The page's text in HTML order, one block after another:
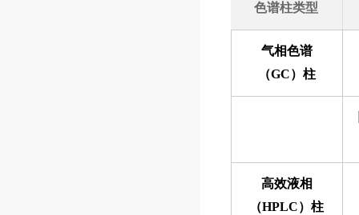
色谱柱类型
气相色谱
（GC）柱
高效液相
（HPLC）柱